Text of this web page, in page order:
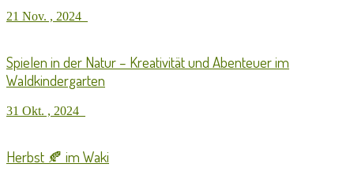
21 Nov. , 2024
Spielen in der Natur – Kreativität und Abenteuer im
Waldkindergarten
31 Okt. , 2024
Herbst 🍂 im Waki